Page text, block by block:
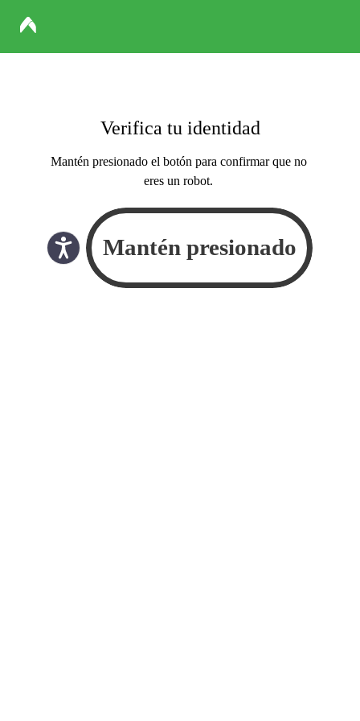
Verifica tu identidad
Mantén presionado el botón para confirmar que no
eres un robot.